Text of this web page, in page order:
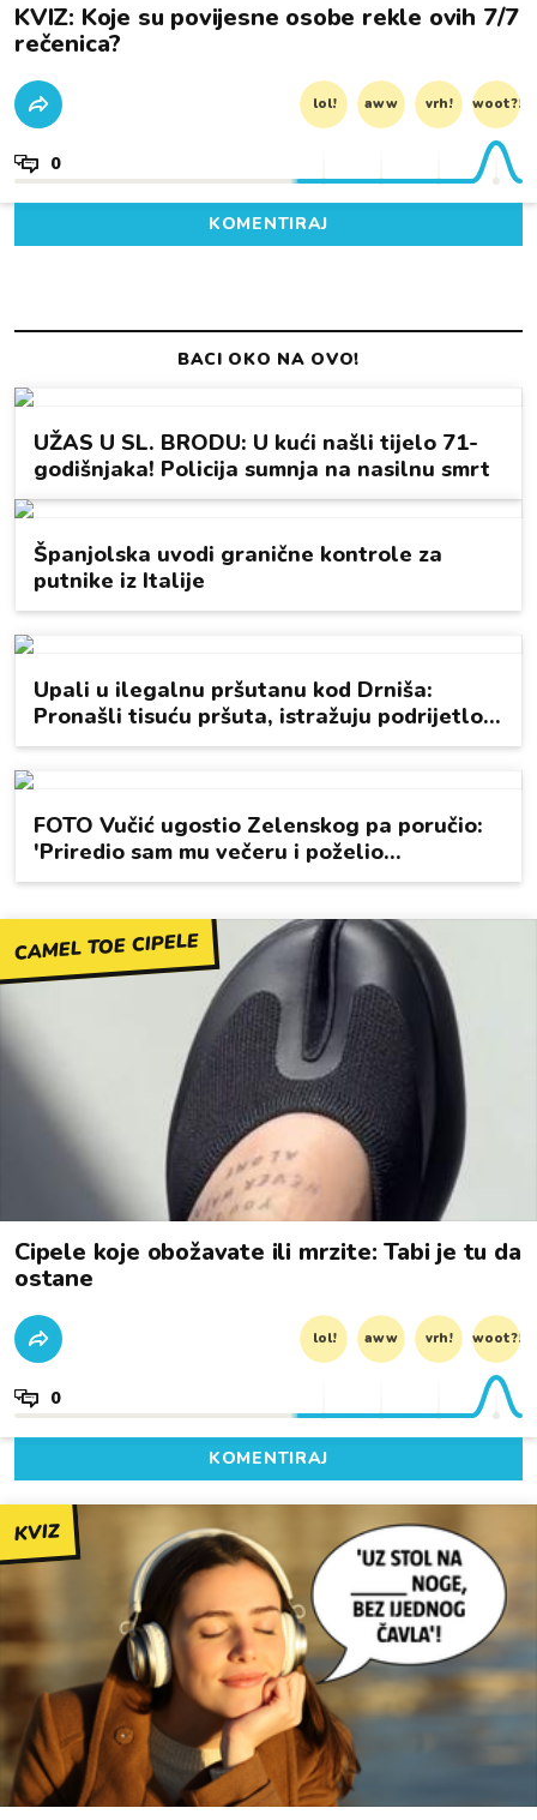
KVIZ: Koje su povijesne osobe rekle ovih 7/7
rečenica?
lol! aww vrh! woot?!
0
KOMENTIRAJ
CAMEL TOE CIPELE
Cipele koje obožavate ili mrzite: Tabi je tu da
ostane
lol! aww vrh! woot?!
0
KOMENTIRAJ
KVIZ